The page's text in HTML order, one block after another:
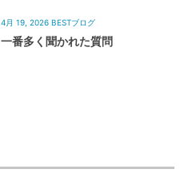
4月 19, 2026 BESTブログ
一番多く聞かれた質問